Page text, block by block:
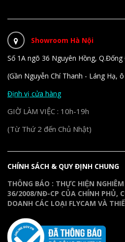
Showroom Hà Nội
Số 1A ngõ 36 Nguyên Hồng, Q.Đống
(Gần Nguyễn Chí Thanh - Láng Hạ,
Định vị cửa hàng
GIỜ LÀM VIỆC : 10h-19h
(Từ Thứ 2 đến Chủ Nhật)
CHÍNH SÁCH & QUY ĐỊNH CHUNG
THÔNG BÁO : THỰC HIỆN
36/2008/NĐ-CP CỦA CHÍNH PHỦ,
DOANH CÁC LOẠI FLYCAM VÀ